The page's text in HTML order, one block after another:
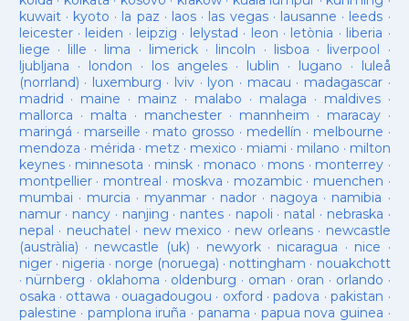
kuwait· kyoto · la paz · laos· las vegas· lausanne · leeds ·
leicester· leiden · leipzig · lelystad · leon · letònia · liberia ·
liege · lille · lima · limerick· lincoln · lisboa · liverpool ·
ljubljana · london · los angeles· lublin · lugano · luleå
(norrland) · luxemburg · lviv · lyon · macau · madagascar·
madrid · maine · mainz · malabo · malaga · maldives·
mallorca · malta · manchester· mannheim · maracay·
maringá · marseille · mato grosso · medellín · melbourne ·
mendoza · mérida · metz · mexico · miami · milano · milton
keynes· minnesota · minsk · monaco · mons · monterrey ·
montpellier· montreal · moskva · mozambic· muenchen ·
mumbai · murcia · myanmar· nador · nagoya · namibia ·
namur· nancy · nanjing · nantes · napoli · natal · nebraska ·
nepal · neuchatel · new mexico · new orleans· newcastle
(austràlia) · newcastle (uk) · newyork· nicaragua · nice ·
niger· nigeria · norge (noruega) · nottingham · nouakchott
· nürnberg · oklahoma · oldenburg · oman · oran · orlando ·
osaka · ottawa · ouagadougou · oxford ·padova ·pakistan ·
palestine · pamplona iruña · panama · papua nova guinea ·